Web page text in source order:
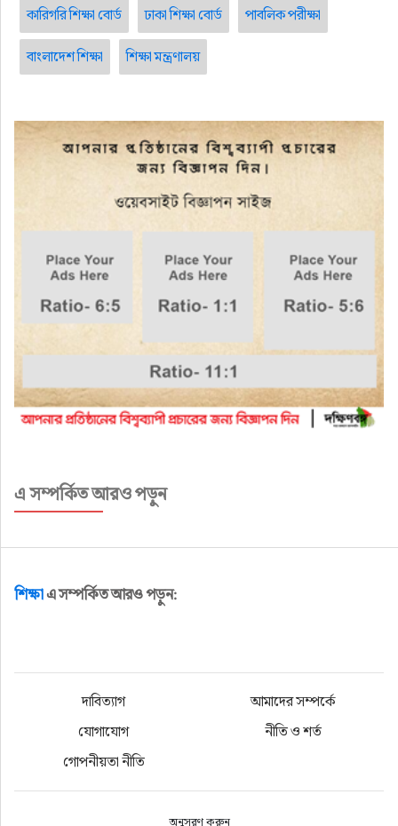
কারিগরি শিক্ষা বোর্ড ঢাকা শিক্ষা বোর্ড পাবলিক পরীক্ষা
বাংলাদেশ শিক্ষা শিক্ষা মন্ত্রণালয়
এ সম্পর্কিত আরও পড়ুন
শিক্ষাএ সম্পর্কিত আরও পড়ুন:
দাবিত্যাগ
আমাদের সম্পর্কে
যোগাযোগ
নীতি ও শর্ত
গোপনীয়তা নীতি
অনুসরণ করুন